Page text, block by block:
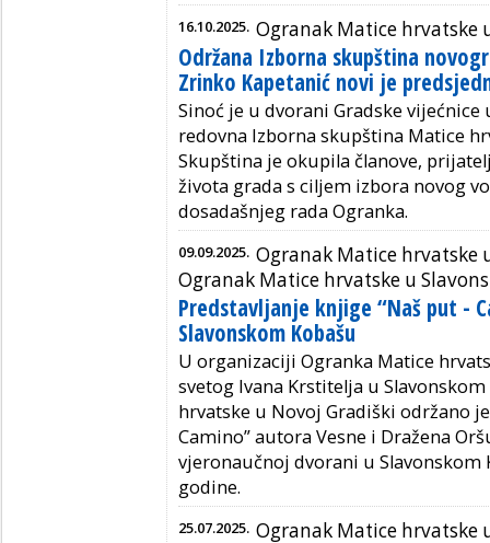
16.10.2025. Ogranak Matice hrvatske
Održana Izborna skupština
Zrinko Kapetanić novi je
Sinoć je u dvorani Gradske
redovna Izborna skupština Matice
Skupština je okupila članove,
života grada s ciljem izbora novog
dosadašnjeg rada Ogranka.
09.09.2025. Ogranak Matice hrvatske
Ogranak Matice hrvatske u
Predstavljanje knjige “Naš put -
Slavonskom Kobašu
U organizaciji Ogranka Matice
svetog Ivana Krstitelja u
hrvatske u Novoj Gradiški održano
Camino” autora Vesne i Dražena
vjeronaučnoj dvorani u Slavonskom
godine.
25.07.2025. Ogranak Matice hrvatske